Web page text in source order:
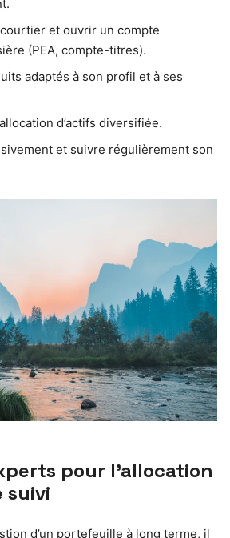
et ouvrir un compte
(PEA, compte-titres).
adaptés à son profil et à ses
d’actifs diversifiée.
et suivre régulièrement son
pour l’allocation
suivi
d’un portefeuille à long terme, il